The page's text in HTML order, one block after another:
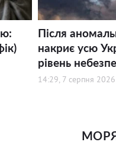
Після
накриє усю
рівень
14:29, 7 серпня 2026